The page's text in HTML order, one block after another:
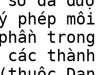
phép
các